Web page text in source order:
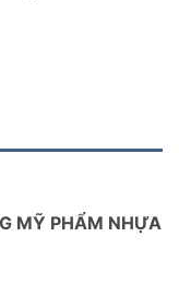
MỸ PHẨM NHỰA